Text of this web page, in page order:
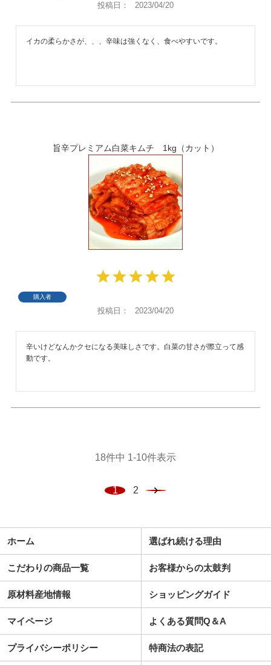
投稿日 2023/04/20
イカの柔らかさが、、、辛味は強くなく、食べやすいです。
旨辛プレミアム白菜キムチ 1kg（カット）
購入者
投稿日 2023/04/20
辛いけどなんかクセになる美味しさです。白菜の甘さが際立って感
動です。
18件中 1-10件表示
1 2
ホーム 選ばれ続ける理由
こだわりの商品一覧 お客様からの太鼓判
原材料産地情報 ショッピングガイド
マイページ よくある質問Q＆A
プライバシーポリシー 特商法の表記